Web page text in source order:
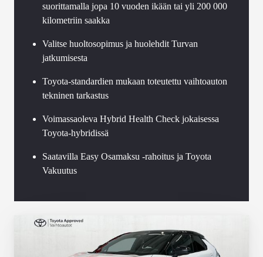
suorittamalla jopa 10 vuoden ikään tai yli 200 000
kilometriin saakka
Valitse huoltosopimus ja huolehdit Turvan
jatkumisesta
Toyota-standardien mukaan toteutettu vaihtoauton
tekninen tarkastus
Voimassaoleva Hybrid Health Check jokaisessa
Toyota-hybridissä
Saatavilla Easy Osamaksu -rahoitus ja Toyota
Vakuutus